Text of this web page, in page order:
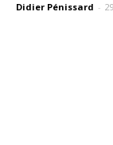
Didier Pénissard -